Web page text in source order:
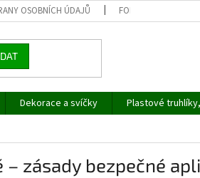
OSOBNÍCH ÚDAJŮ FORMULÁŘ PRO
Dekorace a svíčky Plastové
zásady bezpečné